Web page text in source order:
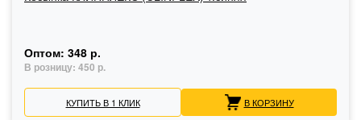
Оптом: 348 р.
В розницу: 450 р.
КУПИТЬ В 1 КЛИК В КОРЗИНУ